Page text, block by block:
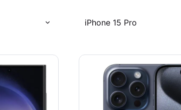
iPhone 15 Pro